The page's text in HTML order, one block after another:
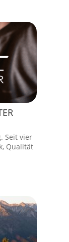
Seit vier
Qualität